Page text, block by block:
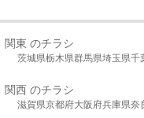
関東 のチラシ
茨城県栃木県群馬県埼玉県千
関西 のチラシ
滋賀県京都府大阪府兵庫県奈